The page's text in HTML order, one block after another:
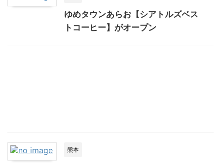
ゆめタウンあらお【シアトルズベス
トコーヒー】がオープン
熊本